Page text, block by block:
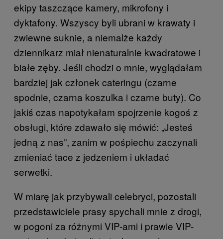
ekipy taszczące kamery, mikrofony i
dyktafony. Wszyscy byli ubrani w krawaty i
zwiewne suknie, a niemalże każdy
dziennikarz miał nienaturalnie kwadratowe i
białe zęby. Jeśli chodzi o mnie, wyglądałam
bardziej jak członek cateringu (czarne
spodnie, czarna koszulka i czarne buty). Co
jakiś czas napotykałam spojrzenie kogoś z
obsługi, które zdawało się mówić: „Jesteś
jedną z nas”, zanim w pośpiechu zaczynali
zmieniać tace z jedzeniem i układać
serwetki.
W miarę jak przybywali celebryci, pozostali
przedstawiciele prasy spychali mnie z drogi,
w pogoni za różnymi VIP-ami i prawie VIP-